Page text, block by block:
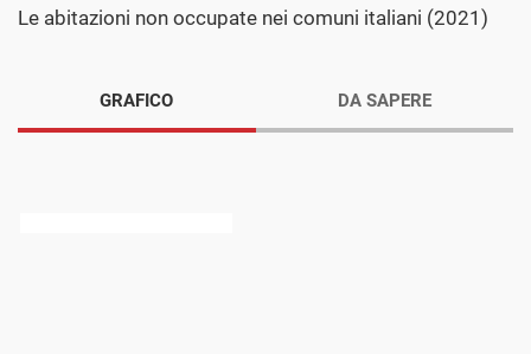
Le abitazioni non occupate nei comuni italiani (2021)
GRAFICO DA SAPERE